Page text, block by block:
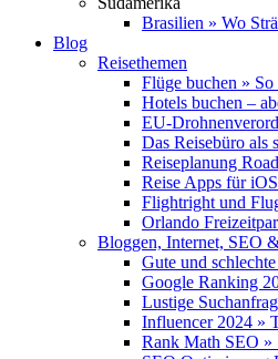
Brasilien » Wo
Blog
Reisethemen
Flüge buchen »
Hotels buchen –
EU-
Das Reisebüro als
Reiseplanung
Reise Apps für
Flightright und
Orlando
Bloggen, Internet, SEO
Gute und
Google Ranking
Lustige
Influencer 2024 »
Rank Math SEO »